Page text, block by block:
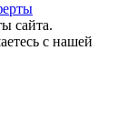
сайта.
с нашей